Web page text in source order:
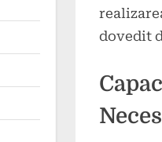
dovedit